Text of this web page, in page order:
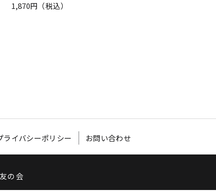
1,870円（税込）
ライバシーポリシー お問い合わせ
の会